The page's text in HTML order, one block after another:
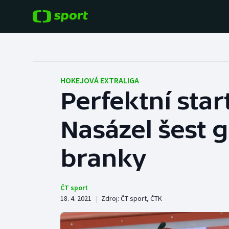
Hokej
Tenis
Atletika
Baseball a softbal
Basketbal
HOKEJOVÁ EXTRALIGA
Perfektní
Nasázel šest
branky
ČT sport
18. 4. 2021 | Zdroj: ČT sport, ČTK